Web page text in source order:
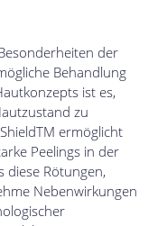
der
Behandlung
ist es,
zu
ermöglicht
Peelings in der
diese Rötungen,
Nebenwirkungen